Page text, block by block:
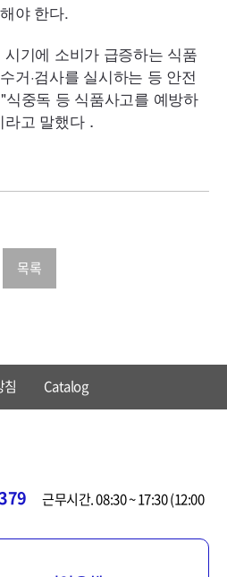
야 한다.
기에 소비가 급증하는 식품
거·검사를 실시하는 등 안전
중독 등 식품사고를 예방하
고 말했다．
목록
침 Catalog
근무시간. 08:30 ~ 17:30 (12:00